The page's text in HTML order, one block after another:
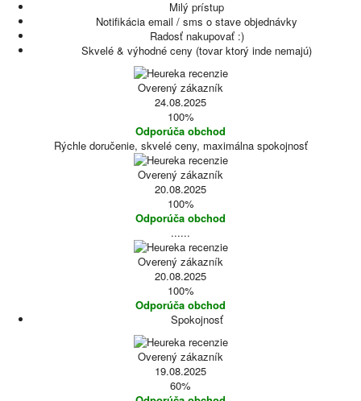
Milý prístup
Notifikácia email / sms o stave objednávky
Radosť nakupovať :)
Skvelé & výhodné ceny (tovar ktorý inde nemajú)
Overený zákazník
24.08.2025
100%
Odporúča obchod
Rýchle doručenie, skvelé ceny, maximálna spokojnosť
Overený zákazník
20.08.2025
100%
Odporúča obchod
......
Overený zákazník
20.08.2025
100%
Odporúča obchod
Spokojnosť
Overený zákazník
19.08.2025
60%